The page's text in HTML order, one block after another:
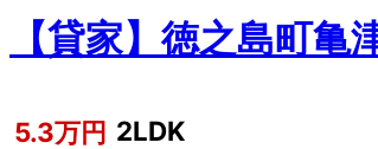
【貸家】徳之島町
5.3万円 2LDK